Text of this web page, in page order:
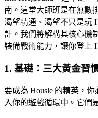
南。這堂大師班是在無數
渴望精通、渴望不只是玩
計。我們將解構其核心機
裝備戰術能力，讓你登上
1. 基礎：三大黃金習
要成為 Housle 的精英，
入你的遊戲循環中。它們